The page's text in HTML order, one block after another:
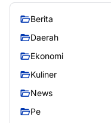
Berita
Daerah
Ekonomi
Kuliner
News
Pe